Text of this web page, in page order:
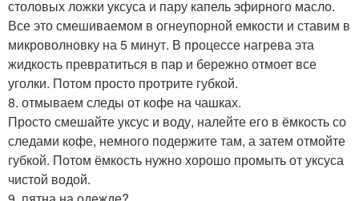
столовых ложки уксуса и пару капель эфирного масло.
Все это смешиваемом в огнеупорной емкости и ставим в
микроволновку на 5 минут. В процессе нагрева эта
жидкость превратиться в пар и бережно отмоет все
уголки. Потом просто протрите губкой.
8. отмываем следы от кофе на чашках.
Просто смешайте уксус и воду, налейте его в ёмкость со
следами кофе, немного подержите там, а затем отмойте
губкой. Потом ёмкость нужно хорошо промыть от уксуса
чистой водой.